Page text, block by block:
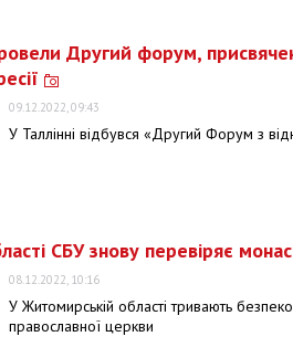
Другий форум,
09.12.2022, 09:43
У Таллінні відбувся «Другий Форум з
СБУ знову перевіряє
08.12.2022, 10:16
У Житомирській області тривають
православної церкви